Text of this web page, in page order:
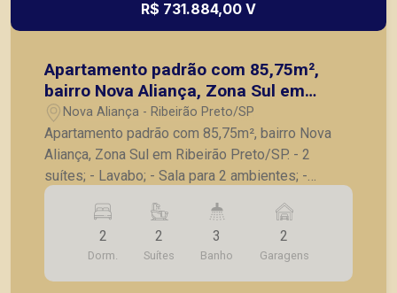
R$ 731.884,00 V
Apartamento padrão com 85,75m²,
bairro Nova Aliança, Zona Sul em
Ribeirão Preto/SP.
Nova Aliança - Ribeirão Preto/SP
Apartamento padrão com 85,75m², bairro Nova
Aliança, Zona Sul em Ribeirão Preto/SP. - 2
suítes; - Lavabo; - Sala para 2 ambientes; -
Varanda gourmet com churrasqueira; - Cozinha; -
Lavanderia; - 2 vagas de garagem. A Piramid tem
como objetivo atender seus clientes com
agilidade e segurança, em locação, vendas de
imóveis prontos, usados ou mesmo nos
2
Dorm.
2
Suítes
3
Banho
2
Garagens